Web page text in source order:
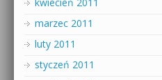
marzec 2011
luty 2011
styczeń 2011